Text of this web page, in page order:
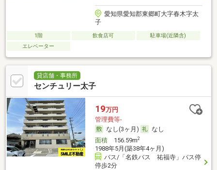
愛知県愛知郡東郷町大字春木字太
子
1階 飲食店可
駐車場(近隣含)
エレベーター
貸店舗・事務所
センチュリー太子
19万円
管理費等-
なし(3ヶ月)
なし
面積156.59m2
1988年5月(築38年4ヶ月)
バス/「名鉄バス 祐福寺」バス停
停歩2分